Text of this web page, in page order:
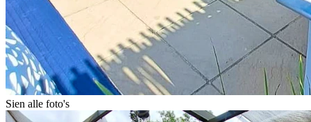
Sien alle foto's